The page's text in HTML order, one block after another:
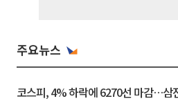
주요뉴스
코스피, 4% 하락에 6270선 마감…삼